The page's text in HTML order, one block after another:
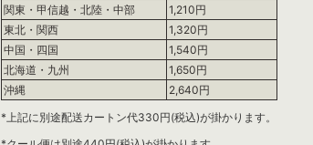
関東・甲信越・北陸・中部
1,210円
東北・関西
1,320円
中国・四国
1,540円
北海道・九州
1,650円
沖縄
2,640円
*上記に別途配送カートン代330円(税込)が掛かります。